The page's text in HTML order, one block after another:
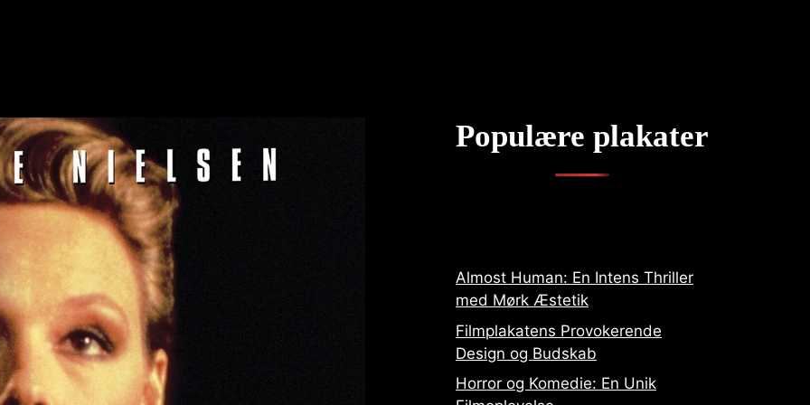
Populære plakater
Almost Human: En Intens Thriller
med Mørk Æstetik
Filmplakatens Provokerende
Design og Budskab
Horror og Komedie: En Unik